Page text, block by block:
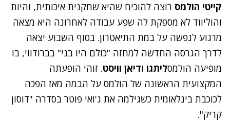
קייטי הולמס רוצה להוכיח שהיא שחקנית איכותית, והיות
והוליווד לא מספקת לה שפע עבודה לאחרונה היא מצאה
מרגוע לנפשה על במת התיאטרון. בסוף השבוע יצאה
לדרך הגרסה החדשה למחזה "כולם היו בני" בברודווי, בו
מופיעה הולמסליתגו ודיאן וויסט. זוהי הופעתה
המקצועית הראשונה של הולמס על הבמה מאז הפכה
לכוכבת בינלאומית כשגילמה את ג'ואי פוטר בסדרה "דוסון
קריק".